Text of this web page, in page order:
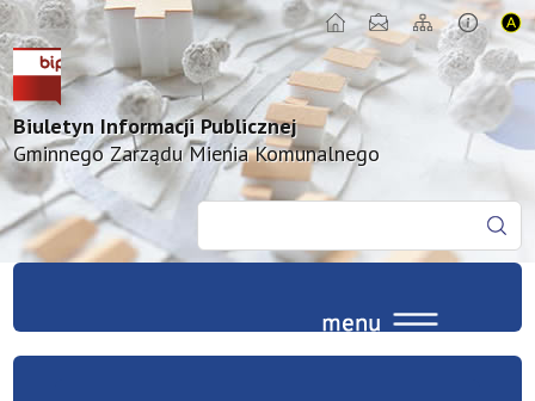
Biuletyn Informacji Publicznej
Gminnego Zarządu Mienia Komunalnego